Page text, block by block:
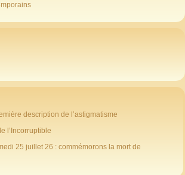
description de l’astigmatisme
l’Incorruptible
25 juillet 26 : commémorons la mort de